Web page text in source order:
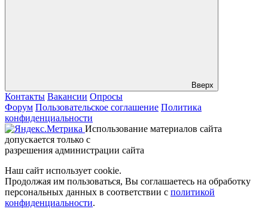
Вверх
Контакты Вакансии Опросы
Форум Пользовательское соглашение Политика
конфиденциальности
Использование материалов сайта
допускается только с
разрешения администрации сайта
Наш сайт использует cookie.
Продолжая им пользоваться, Вы соглашаетесь на обработку
персональных данных в соответствии с политикой
конфиденциальности.